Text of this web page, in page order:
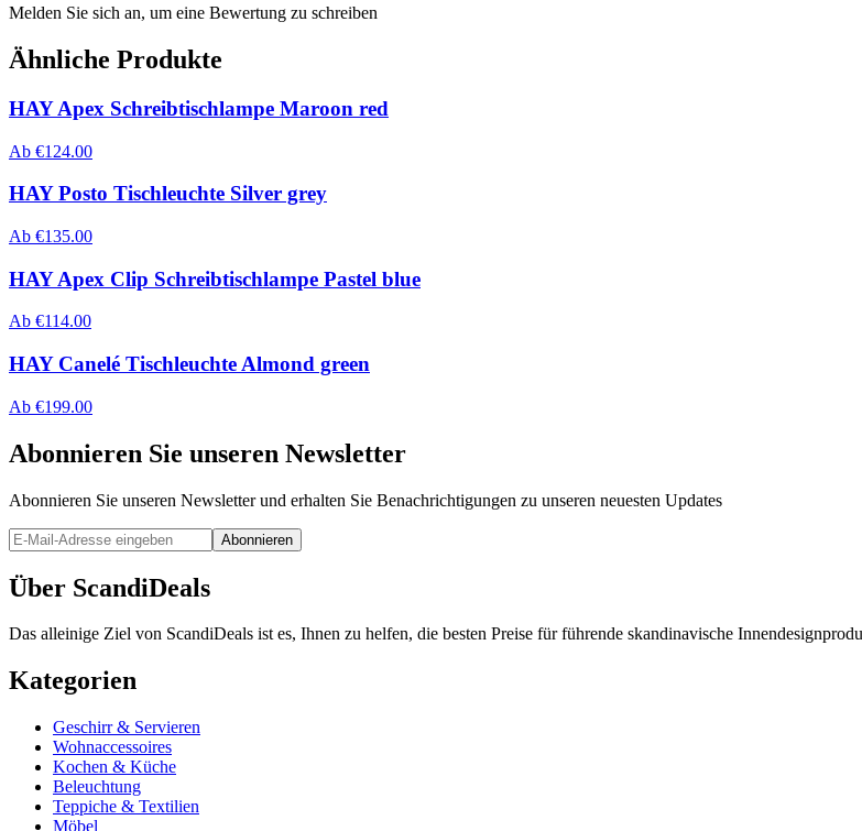
Melden Sie sich an, um eine Bewertung zu schreiben
Ähnliche Produkte
HAY Apex Schreibtischlampe Maroon red
Ab €124.00
HAY Posto Tischleuchte Silver grey
Ab €135.00
HAY Apex Clip Schreibtischlampe Pastel blue
Ab €114.00
HAY Canelé Tischleuchte Almond green
Ab €199.00
Abonnieren Sie unseren Newsletter
Abonnieren Sie unseren Newsletter und erhalten Sie Benachrichtigungen zu unseren neuesten Updates
Abonnieren
Über ScandiDeals
Das alleinige Ziel von ScandiDeals ist es, Ihnen zu helfen, die besten Preise für führende skandinavische
Kategorien
Geschirr & Servieren
Wohnaccessoires
Kochen & Küche
Beleuchtung
Teppiche & Textilien
Möbel